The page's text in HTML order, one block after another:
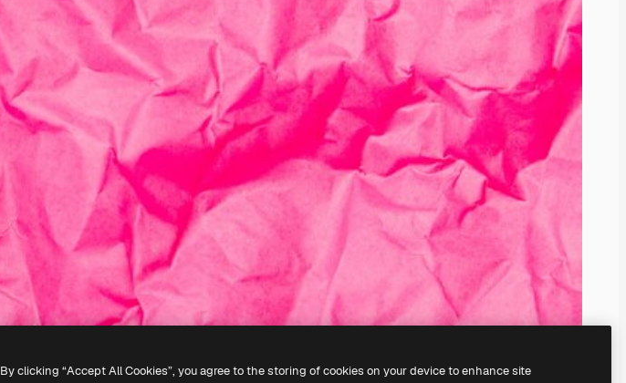
By clicking “Accept All Cookies”, you agree to the storing of cookies on your device to enhance site